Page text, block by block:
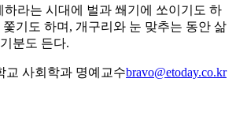
하라는 시대에 벌과 쐐기에 쏘이기도 하
기도 하며, 개구리와 눈 맞추는 동안 삶
분도 든다.
교 사회학과 명예교수bravo@etoday.co.kr